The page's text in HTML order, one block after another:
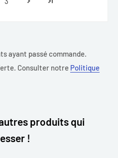
ayant passé commande.
Consulter notre Politique
produits qui
!